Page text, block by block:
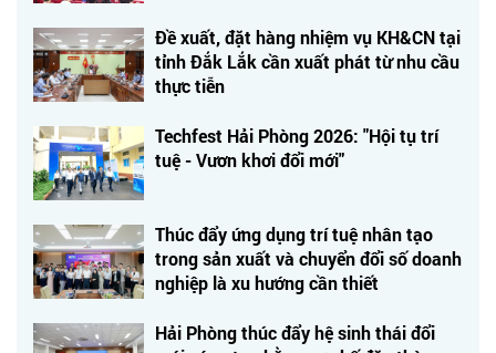
Đề xuất, đặt hàng nhiệm vụ KH&CN tại
tỉnh Đắk Lắk cần xuất phát từ nhu cầu
thực tiễn
Techfest Hải Phòng 2026: "Hội tụ trí
tuệ - Vươn khơi đổi mới"
Thúc đẩy ứng dụng trí tuệ nhân tạo
trong sản xuất và chuyển đổi số doanh
nghiệp là xu hướng cần thiết
Hải Phòng thúc đẩy hệ sinh thái đổi